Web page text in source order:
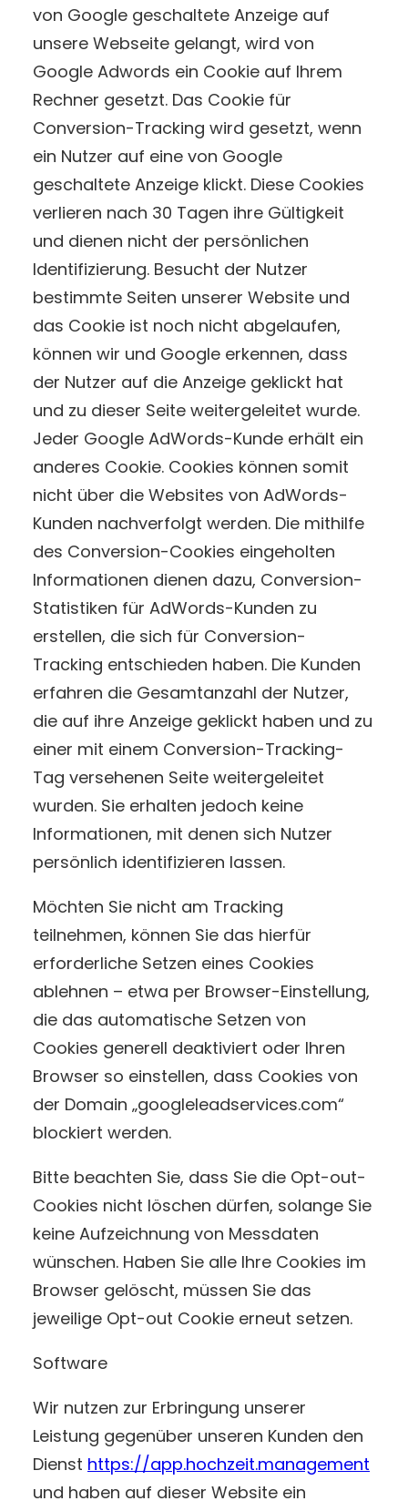
von Google geschaltete Anzeige auf
unsere Webseite gelangt, wird von
Google Adwords ein Cookie auf Ihrem
Rechner gesetzt. Das Cookie für
Conversion-Tracking wird gesetzt, wenn
ein Nutzer auf eine von Google
geschaltete Anzeige klickt. Diese Cookies
verlieren nach 30 Tagen ihre Gültigkeit
und dienen nicht der persönlichen
Identifizierung. Besucht der Nutzer
bestimmte Seiten unserer Website und
das Cookie ist noch nicht abgelaufen,
können wir und Google erkennen, dass
der Nutzer auf die Anzeige geklickt hat
und zu dieser Seite weitergeleitet wurde.
Jeder Google AdWords-Kunde erhält ein
anderes Cookie. Cookies können somit
nicht über die Websites von AdWords-
Kunden nachverfolgt werden. Die mithilfe
des Conversion-Cookies eingeholten
Informationen dienen dazu, Conversion-
Statistiken für AdWords-Kunden zu
erstellen, die sich für Conversion-
Tracking entschieden haben. Die Kunden
erfahren die Gesamtanzahl der Nutzer,
die auf ihre Anzeige geklickt haben und zu
einer mit einem Conversion-Tracking-
Tag versehenen Seite weitergeleitet
wurden. Sie erhalten jedoch keine
Informationen, mit denen sich Nutzer
persönlich identifizieren lassen.
Möchten Sie nicht am Tracking
teilnehmen, können Sie das hierfür
erforderliche Setzen eines Cookies
ablehnen – etwa per Browser-Einstellung,
die das automatische Setzen von
Cookies generell deaktiviert oder Ihren
Browser so einstellen, dass Cookies von
der Domain „googleleadservices.com“
blockiert werden.
Bitte beachten Sie, dass Sie die Opt-out-
Cookies nicht löschen dürfen, solange Sie
keine Aufzeichnung von Messdaten
wünschen. Haben Sie alle Ihre Cookies im
Browser gelöscht, müssen Sie das
jeweilige Opt-out Cookie erneut setzen.
Software
Wir nutzen zur Erbringung unserer
Leistung gegenüber unseren Kunden den
Dienst https://app.hochzeit.management
und haben auf dieser Website ein